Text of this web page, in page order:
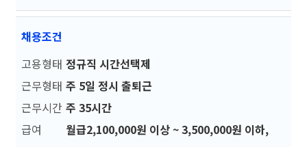
채용조건
고용형태 정규직 시간선택제
근무형태 주 5일 정시 출퇴근
근무시간 주 35시간
급여
월급2,100,000원 이상 ~ 3,500,000원 이하,